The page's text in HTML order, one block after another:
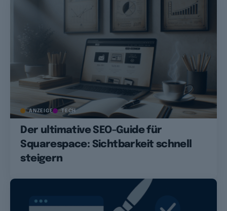
ANZEIGE TECH
Der ultimative SEO-Guide für
Squarespace: Sichtbarkeit schnell
steigern